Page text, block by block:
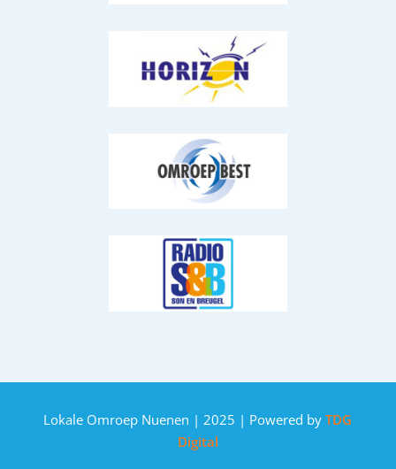
Lokale Omroep Nuenen | 2025 | Powered by TDG
Digital